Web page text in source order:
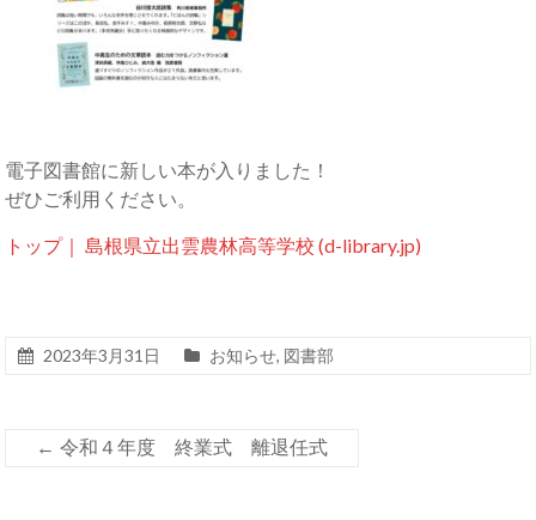
電子図書館に新しい本が入りました！
ぜひご利用ください。
トップ｜ 島根県立出雲農林高等学校 (d-library.jp)
2023年3月31日 お知らせ, 図書部
← 令和４年度 終業式 離退任式